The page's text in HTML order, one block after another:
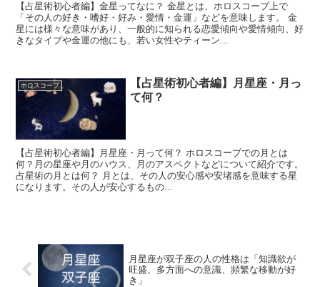
【占星術初心者編】金星ってなに？ 金星とは、ホロスコープ上で
「その人の好き・嗜好・好み・愛情・金運」などを意味します。 金
星には様々な意味があり、一般的に知られる恋愛傾向や愛情傾向、好
きなタイプや金運の他にも、若い女性やティーン...
ホロスコープ
【占星術初心者編】月星座・月っ
て何？
【占星術初心者編】月星座・月って何？ ホロスコープでの月とは
何？月の星座や月のハウス、月のアスペクトなどについて紹介です。
占星術の月とは何？ 月とは、その人の安心感や安堵感を意味する星
になります。その人が安心するもの...
月星座が双子座の人の性格は「知識欲が
旺盛、多方面への意識、頻繁な移動が好
き」